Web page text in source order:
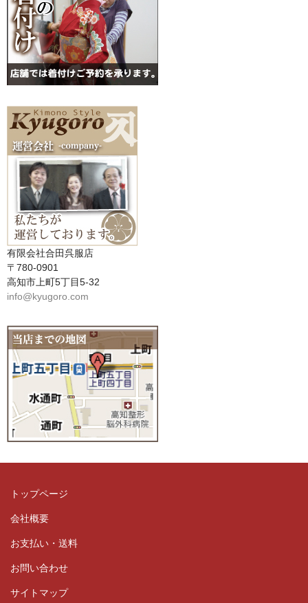
有限会社合田呉服店
〒780-0901
高知市上町5丁目5-32
info@kyugoro.com
トップページ
会社概要
お支払い・送料
お問い合わせ
サイトマップ